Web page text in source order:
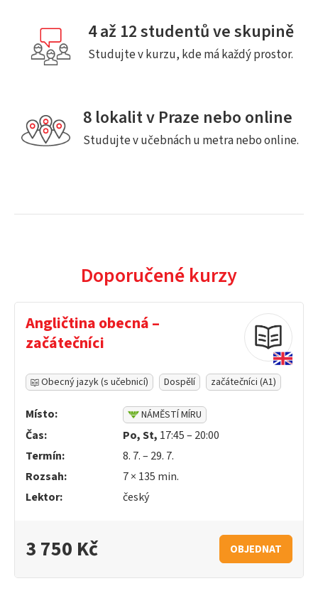
4 až 12 studentů ve skupině
Studujte v kurzu, kde má každý prostor.
8 lokalit v Praze nebo online
Studujte v učebnách u metra nebo online.
Doporučené kurzy
Angličtina obecná –
začátečníci
Obecný jazyk (s učebnicí) Dospělí začátečníci (A1)
Místo: NÁMĚSTÍ MÍRU
Čas: Po, St, 17:45 – 20:00
Termín:
8. 7. – 29. 7.
Rozsah:
7 × 135 min.
Lektor:
český
3 750 Kč OBJEDNAT